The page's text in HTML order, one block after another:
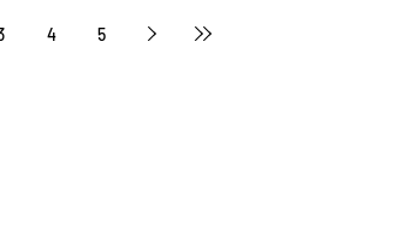
Lula destacou as vantagens da
4 5